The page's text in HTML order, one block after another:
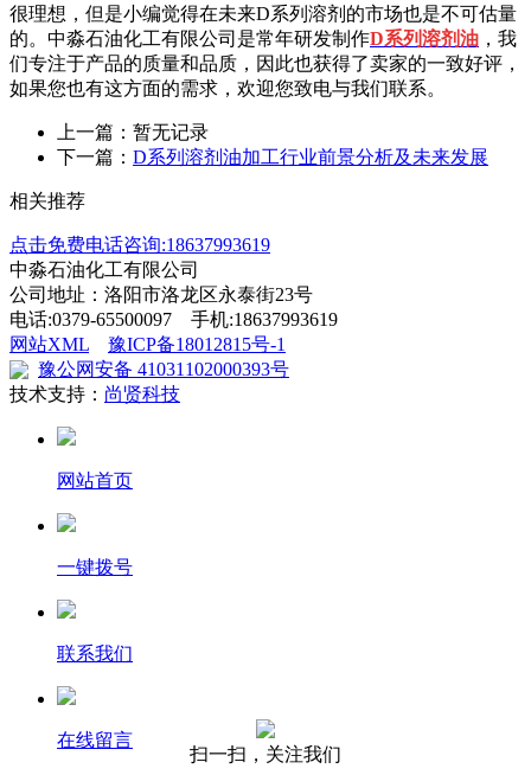
很理想，但是小编觉得在未来D系列溶剂的市场也是不可估量
的。中淼石油化工有限公司是常年研发制作D系列溶剂油 ，我
们专注于产品的质量和品质，因此也获得了卖家的一致好评，
如果您也有这方面的需求，欢迎您致电与我们联系。
上一篇：暂无记录
下一篇： D系列溶剂油加工行业前景分析及未来发展
相关推荐
点击免费电话咨询:18637993619
中淼石油化工有限公司
公司地址：洛阳市洛龙区永泰街23号
电话:0379-65500097 手机:18637993619
网站XML
豫ICP备18012815号-1
豫公网安备 41031102000393号
技术支持： 尚贤科技
网站首页
一键拨号
联系我们
在线留言
扫一扫，关注我们